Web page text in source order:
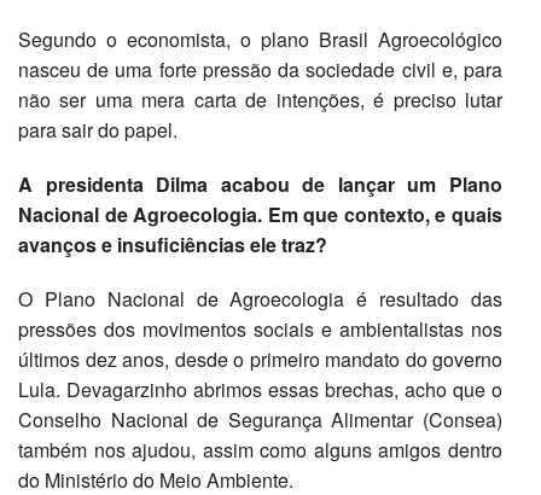
Segundo o economista, o plano Brasil Agroecológico
nasceu de uma forte pressão da sociedade civil e, para
não ser uma mera carta de intenções, é preciso lutar
para sair do papel.
A presidenta Dilma acabou de lançar um Plano
Nacional de Agroecologia. Em que contexto, e quais
avanços e insuficiências ele traz?
O Plano Nacional de Agroecologia é resultado das
pressões dos movimentos sociais e ambientalistas nos
últimos dez anos, desde o primeiro mandato do governo
Lula. Devagarzinho abrimos essas brechas, acho que o
Conselho Nacional de Segurança Alimentar (Consea)
também nos ajudou, assim como alguns amigos dentro
do Ministério do Meio Ambiente.